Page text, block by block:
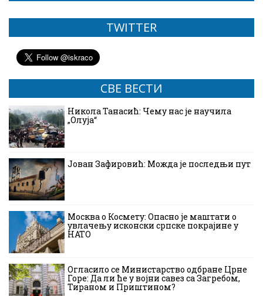
TWITTER
СВЕ ВЕСТИ
Никола Танасић: Чему нас је научила
„Олуја“
Јован Зафировић: Можда је последњи пут
Москва о Космету: Опасно је маштати о
увлачењу исконски српске покрајине у
НАТО
Огласило се Министарство одбране Црне
Горе: Да ли ће у војни савез са Загребом,
Тираном и Приштином?